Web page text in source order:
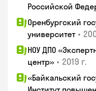
Российской
Оренбургский
университет •
НОУ ДПО
центр» • 2019 г.
«Байкальский